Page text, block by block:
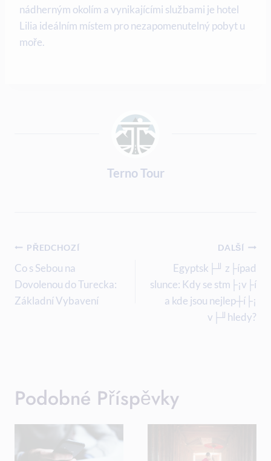
nádherným okolím a vynikajícími službami je hotel
Lilia ideálním místem pro nezapomenutelný pobyt u
moře.
Terno Tour
Navigace
Pro
Příspěvek
PŘEDCHOZÍ
Co s Sebou na
Dovolenou do Turecka:
Základní Vybavení
DALŠÍ
Egyptsk├╜ z├ípad
slunce: Kdy se stm├¡v├í
a kde jsou nejlep┼í├¡
v├╜hledy?
Podobné Příspěvky